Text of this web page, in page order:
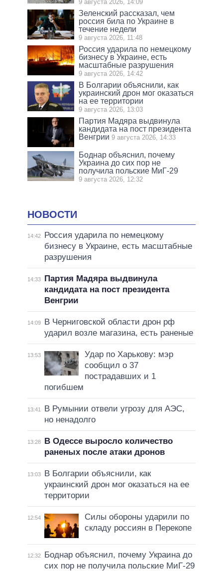
9 августа 2026, 14:09
Зеленский рассказал, чем
россия била по Украине в
течение недели
9 августа 2026, 11:48
Россия ударила по немецкому
бизнесу в Украине, есть
масштабные разрушения
9 августа 2026, 14:42
В Болгарии объяснили, как
украинский дрон мог оказаться
на ее территории
9 августа 2026, 13:03
Партия Мадяра выдвинула
кандидата на пост президента
Венгрии 9 августа 2026, 14:33
Боднар объяснил, почему
Украина до сих пор не
получила польские МиГ-29
9 августа 2026, 12:32
НОВОСТИ
14:42
Россия ударила по немецкому
бизнесу в Украине, есть масштабные
разрушения
14:33
Партия Мадяра выдвинула
кандидата на пост президента
Венгрии
14:09
В Черниговской области дрон рф
ударил возле магазина, есть раненые
13:53
Удар по Харькову: мэр
сообщил о 37
пострадавших и 1
погибшем
13:41
В Румынии отвели угрозу для АЭС,
но ненадолго
13:28
В Одессе выросло количество
раненых после атаки дронов
13:03
В Болгарии объяснили, как
украинский дрон мог оказаться на ее
территории
12:54
Силы обороны ударили по
складу россиян в Перекопе
12:32
Боднар объяснил, почему Украина до
сих пор не получила польские МиГ-29